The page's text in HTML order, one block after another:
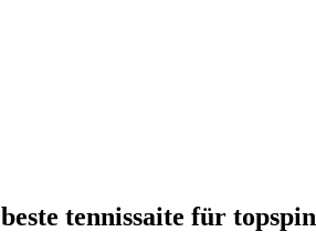
beste tennissaite für topspin